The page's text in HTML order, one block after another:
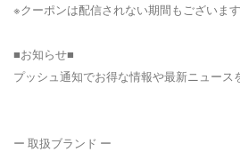
※クーポンは配信されない期間もございます
■お知らせ■
プッシュ通知でお得な情報や最新ニュース
ー 取扱ブランド ー